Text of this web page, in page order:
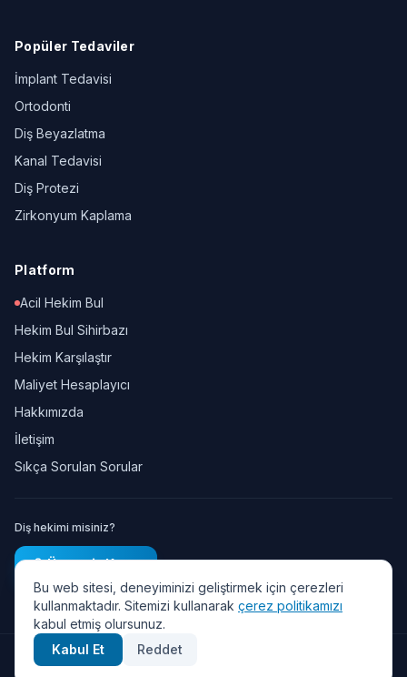
Popüler Tedaviler
İmplant Tedavisi
Ortodonti
Diş Beyazlatma
Kanal Tedavisi
Diş Protezi
Zirkonyum Kaplama
Platform
Acil Hekim Bul
Hekim Bul Sihirbazı
Hekim Karşılaştır
Maliyet Hesaplayıcı
Hakkımızda
İletişim
Sıkça Sorulan Sorular
Diş hekimi misiniz?
Ücretsiz Kayıt
© 2026 Diş Randevu — Tüm hakları saklıdır.
Bu web sitesi, deneyiminizi geliştirmek için çerezleri
kullanmaktadır. Sitemizi kullanarak çerez politikamızı
kabul etmiş olursunuz.
Kabul Et
Reddet